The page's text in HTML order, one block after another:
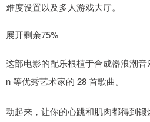
难度设置以及多人游戏大厅。
展开剩余75%
这部电影的配乐根植于合成器浪潮
n 等优秀艺术家的 28 首歌曲。
动起来，让你的心跳和肌肉都得到